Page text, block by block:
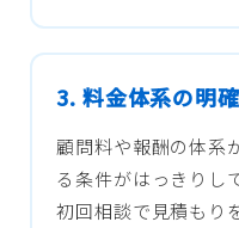
3. 料金体系の明
顧問料や報酬の体系
る条件がはっきりし
初回相談で見積もり